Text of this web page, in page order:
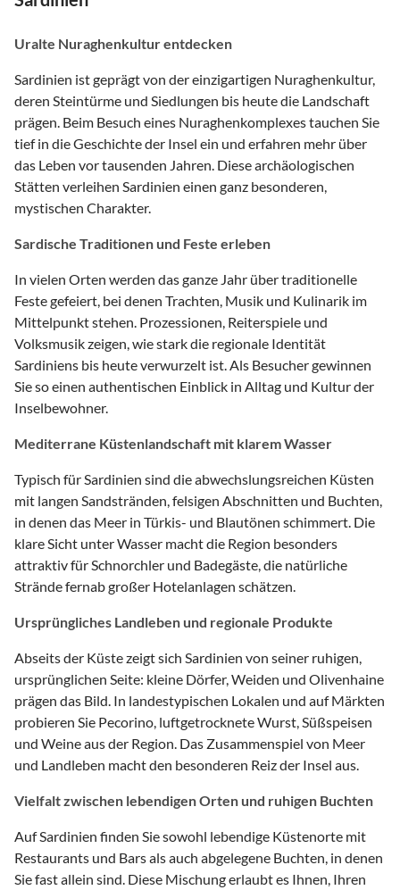
Uralte Nuraghenkultur entdecken
Sardinien ist geprägt von der einzigartigen Nuraghenkultur,
deren Steintürme und Siedlungen bis heute die Landschaft
prägen. Beim Besuch eines Nuraghenkomplexes tauchen Sie
tief in die Geschichte der Insel ein und erfahren mehr über
das Leben vor tausenden Jahren. Diese archäologischen
Stätten verleihen Sardinien einen ganz besonderen,
mystischen Charakter.
Sardische Traditionen und Feste erleben
In vielen Orten werden das ganze Jahr über traditionelle
Feste gefeiert, bei denen Trachten, Musik und Kulinarik im
Mittelpunkt stehen. Prozessionen, Reiterspiele und
Volksmusik zeigen, wie stark die regionale Identität
Sardiniens bis heute verwurzelt ist. Als Besucher gewinnen
Sie so einen authentischen Einblick in Alltag und Kultur der
Inselbewohner.
Mediterrane Küstenlandschaft mit klarem Wasser
Typisch für Sardinien sind die abwechslungsreichen Küsten
mit langen Sandstränden, felsigen Abschnitten und Buchten,
in denen das Meer in Türkis- und Blautönen schimmert. Die
klare Sicht unter Wasser macht die Region besonders
attraktiv für Schnorchler und Badegäste, die natürliche
Strände fernab großer Hotelanlagen schätzen.
Ursprüngliches Landleben und regionale Produkte
Abseits der Küste zeigt sich Sardinien von seiner ruhigen,
ursprünglichen Seite: kleine Dörfer, Weiden und Olivenhaine
prägen das Bild. In landestypischen Lokalen und auf Märkten
probieren Sie Pecorino, luftgetrocknete Wurst, Süßspeisen
und Weine aus der Region. Das Zusammenspiel von Meer
und Landleben macht den besonderen Reiz der Insel aus.
Vielfalt zwischen lebendigen Orten und ruhigen Buchten
Auf Sardinien finden Sie sowohl lebendige Küstenorte mit
Restaurants und Bars als auch abgelegene Buchten, in denen
Sie fast allein sind. Diese Mischung erlaubt es Ihnen, Ihren